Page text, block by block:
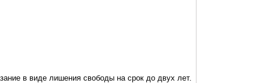
в виде лишения свободы на срок до двух лет.